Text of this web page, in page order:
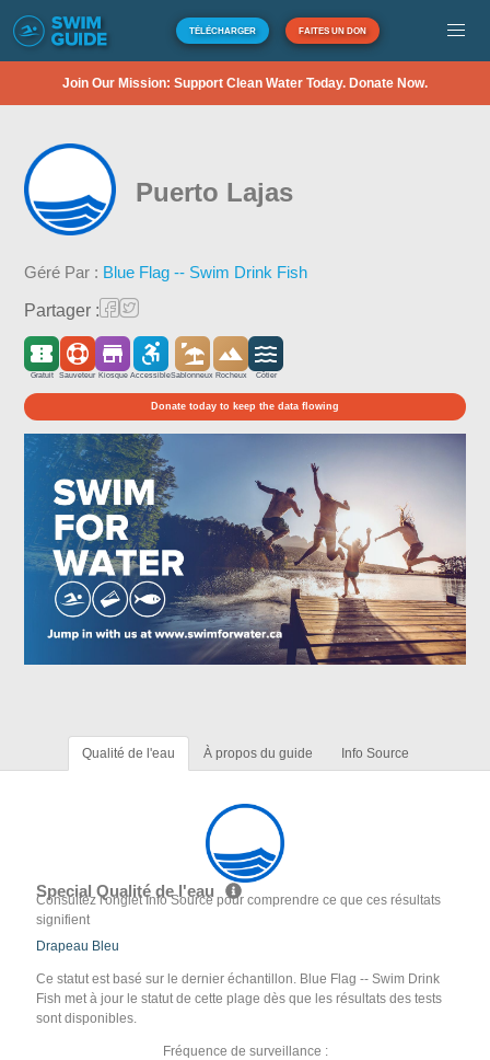
TÉLÉCHARGER FAITES UN DON
Join Our Mission: Support Clean Water Today. Donate Now.
Puerto Lajas
Géré Par : Blue Flag -- Swim Drink Fish
Partager :
Gratuit Sauveteur Kiosque AccessibleSablonneux Rocheux Côtier
Donate today to keep the data flowing
Qualité de l'eau À propos du guide Info Source
Special Qualité de l'eau
Consultez l'onglet Info Source pour comprendre ce que ces résultats
signifient
Drapeau Bleu
Ce statut est basé sur le dernier échantillon. Blue Flag -- Swim Drink
Fish met à jour le statut de cette plage dès que les résultats des tests
sont disponibles.
Fréquence de surveillance :